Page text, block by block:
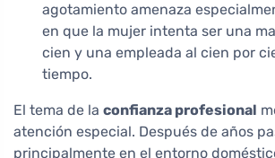
agotamiento amenaza
en que la mujer intenta ser una
cien y una empleada al cien por
tiempo.
El tema de la confianza profesional
atención especial. Después de años
principalmente en el entorno